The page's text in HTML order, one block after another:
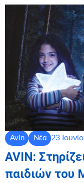
Avin Νέα 23
AVIN:
παιδιών του